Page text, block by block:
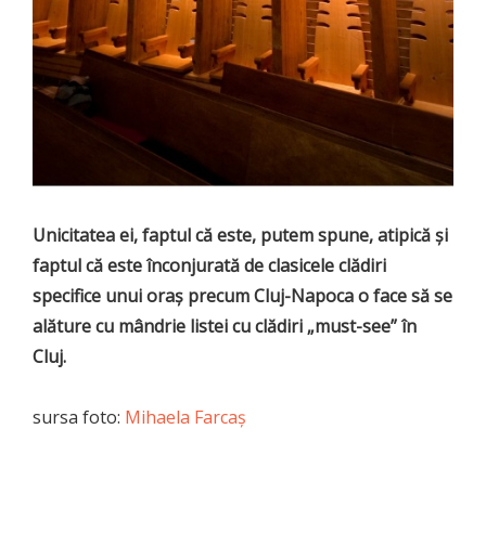
Unicitatea ei, faptul că este, putem spune, atipică și
faptul că este înconjurată de clasicele clădiri
specifice unui oraș precum Cluj-Napoca o face să se
alăture cu mândrie listei cu clădiri „must-see” în
Cluj.
sursa foto: Mihaela Farcaş